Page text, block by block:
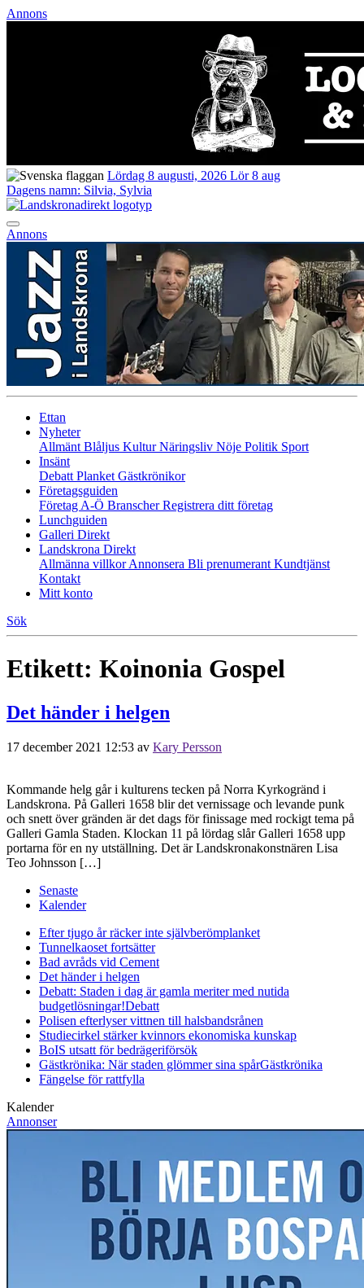
Annons
Lördag 8 augusti, 2026 Lör 8 aug
Dagens namn: Silvia, Sylvia
Annons
Ettan
Nyheter
Allmänt Blåljus KulturNäringsliv Nöje Politik Sport
Insänt
Debatt Planket Gästkrönikor
Företagsguiden
Företag A-Ö BranscherRegistrera ditt företag
Lunchguiden
Galleri Direkt
Landskrona Direkt
Allmänna villkorAnnonsera Bli prenumerant Kundtjänst
Kontakt
Mitt konto
Sök
Etikett: Koinonia Gospel
Det händer i helgen
17 december 2021 12:53 av Kary Persson
Kommande helg går i kulturens tecken på Norra Kyrkogränd i
Landskrona. På Galleri 1658 blir det vernissage och levande punk
och snett över gränden är det dags för finissage med rockigt tema på
Galleri Gamla Staden. Klockan 11 på lördag slår Galleri 1658 upp
portarna för en ny utställning. Det är Landskronakonstnären Lisa
Teo Johnsson […]
Senaste
Kalender
Efter tjugo år räcker inte självberömplanket
Tunnelkaoset fortsätter
Bad avråds vid Cement
Det händer i helgen
Debatt: Staden i dag är gamla meriter med nutida
budgetlösningar!Debatt
Polisen efterlyser vittnen till halsbandsrånen
Studiecirkel stärker kvinnors ekonomiska kunskap
BoIS utsatt för bedrägeriförsök
Gästkrönika: När staden glömmer sina spårGästkrönika
Fängelse för rattfylla
Kalender
Annonser